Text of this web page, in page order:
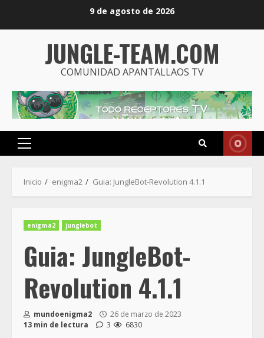
9 de agosto de 2026
JUNGLE-TEAM.COM
COMUNIDAD APANTALLAOS TV
Menú
Inicio enigma2 Guia: JungleBot-Revolution 4.1.1
enigma2 junglebot
Guia: JungleBot-
Revolution 4.1.1
mundoenigma2
26 de marzo de 2023
13 min de lectura
3 6830